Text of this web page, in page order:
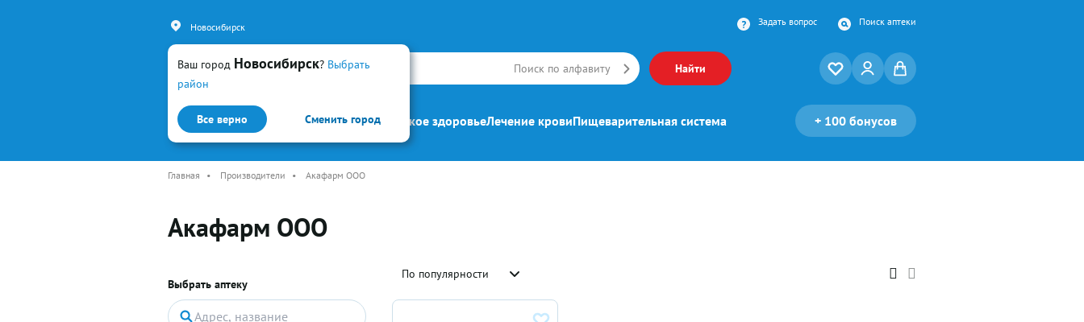
Ваш город Новосибирск? Выбрать
район
Все верно Сменить город
Новосибирск Задать вопрос Поиск аптеки
Искать Поиск по алфавиту Найти
Каталог Простуда и гриппЖенское здоровьеЛечение кровиПищеварительная система + 100 бонусов
Главная • Производители • Акафарм ООО
Акафарм ООО
Выбрать аптеку
По популярности